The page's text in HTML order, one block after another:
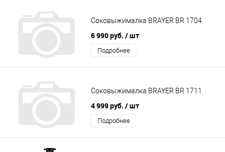
Соковыжималка BRAYER BR 1704
6 990 руб. / шт
Подробнее
Соковыжималка BRAYER BR 1711
4 999 руб. / шт
Подробнее